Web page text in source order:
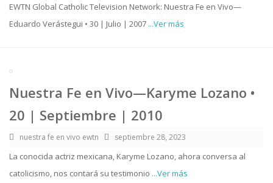
EWTN Global Catholic Television Network: Nuestra Fe en Vivo—
Eduardo Verástegui • 30 | Julio | 2007 ...Ver más
Nuestra Fe en Vivo—Karyme Lozano •
20 | Septiembre | 2010
nuestra fe en vivo ewtn septiembre 28, 2023
La conocida actriz mexicana, Karyme Lozano, ahora conversa al
catolicismo, nos contará su testimonio ...Ver más